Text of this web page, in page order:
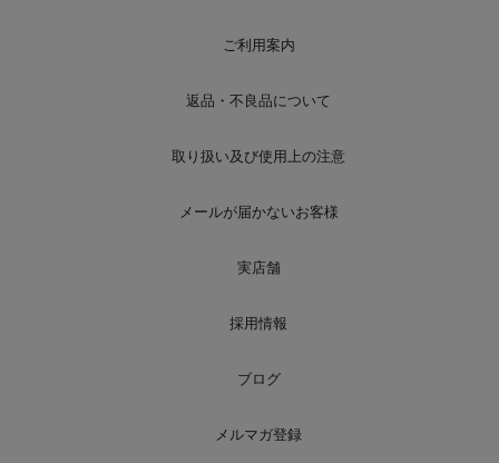
ご利用案内
返品・不良品について
取り扱い及び使用上の注意
メールが届かないお客様
実店舗
採用情報
ブログ
メルマガ登録